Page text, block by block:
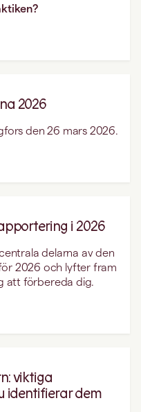
2026
den 26 mars 2026.
i 2026
delarna av den
2026 och lyfter fram
att förbereda dig.
viktiga
identifierar dem